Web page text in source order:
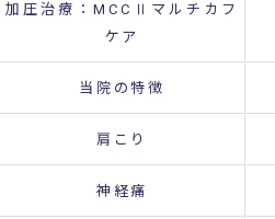
加圧治療：MCCⅡマルチカフ
ケア
当院の特徴
肩こり
神経痛